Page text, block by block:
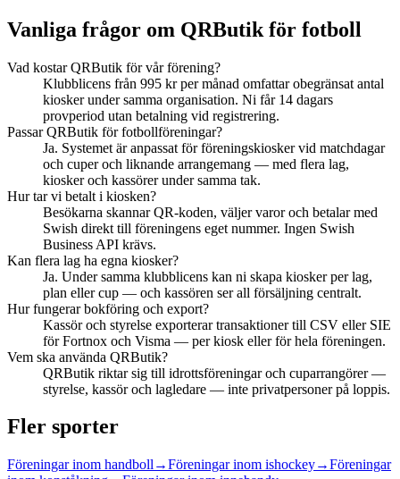
Vanliga frågor om QRButik för fotboll
Vad kostar QRButik för vår förening?
Klubblicens från 995 kr per månad omfattar obegränsat antal
kiosker under samma organisation. Ni får 14 dagars
provperiod utan betalning vid registrering.
Passar QRButik för fotbollföreningar?
Ja. Systemet är anpassat för föreningskiosker vid matchdagar
och cuper och liknande arrangemang — med flera lag,
kiosker och kassörer under samma tak.
Hur tar vi betalt i kiosken?
Besökarna skannar QR-koden, väljer varor och betalar med
Swish direkt till föreningens eget nummer. Ingen Swish
Business API krävs.
Kan flera lag ha egna kiosker?
Ja. Under samma klubblicens kan ni skapa kiosker per lag,
plan eller cup — och kassören ser all försäljning centralt.
Hur fungerar bokföring och export?
Kassör och styrelse exporterar transaktioner till CSV eller SIE
för Fortnox och Visma — per kiosk eller för hela föreningen.
Vem ska använda QRButik?
QRButik riktar sig till idrottsföreningar och cuparrangörer —
styrelse, kassör och lagledare — inte privatpersoner på loppis.
Fler sporter
Föreningar inom handboll →Föreningar inom ishockey→Föreningar